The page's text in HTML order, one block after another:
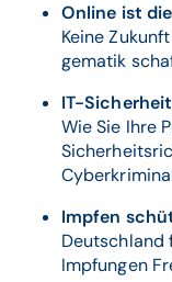
Online ist
Keine
gematik
IT-
Wie Sie Ihre
Impfen
Deutschland
Impfungen